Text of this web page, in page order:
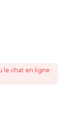
le chat en ligne